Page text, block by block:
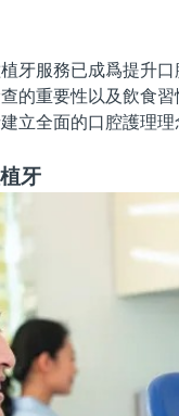
服務已成爲提升口
的重要性以及飲食
立全面的口腔護理理
牙